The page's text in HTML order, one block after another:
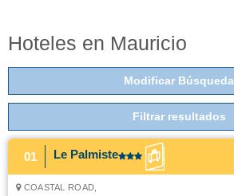
Hoteles en Mauricio
Modificar Búsqueda
Filtrar resultados
01 Le Palmiste
COASTAL ROAD,